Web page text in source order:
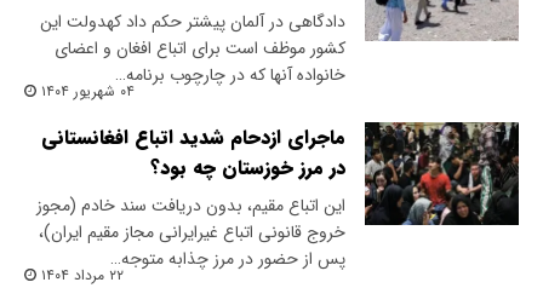
دادگاهی در آلمان پیشتر حکم داد کهدولت این
کشور موظف است برای اتباع افغان و اعضای
خانواده آنها که در چارچوب برنامه…
۰۴ شهریور ۱۴۰۴
ماجرای ازدحام شدید اتباع افغانستانی
در مرز خوزستان چه بود؟
این اتباع مقیم، بدون دریافت سند خادم (مجوز
خروج قانونی اتباع غیرایرانی مجاز مقیم ایران)،
پس از حضور در مرز چذابه متوجه…
۲۲ مرداد ۱۴۰۴